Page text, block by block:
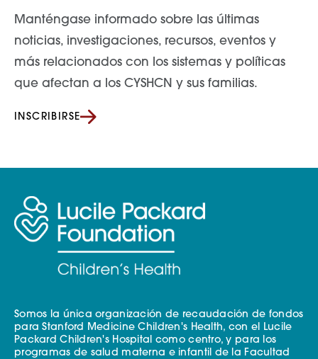
Manténgase informado sobre las últimas
noticias, investigaciones, recursos, eventos y
más relacionados con los sistemas y políticas
que afectan a los CYSHCN y sus familias.
INSCRIBIRSE
Somos la única organización de recaudación de fondos
para Stanford Medicine Children's Health, con el Lucile
Packard Children's Hospital como centro, y para los
programas de salud materna e infantil de la Facultad